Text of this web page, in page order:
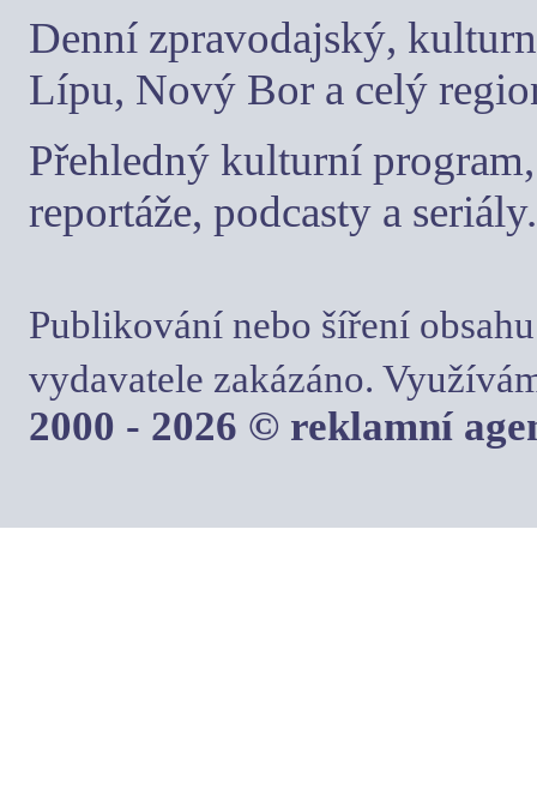
Denní zpravodajský,
Lípu, Nový Bor a celý
Přehledný kulturní
reportáže, podcasty a seriály.
Publikování nebo šíření
vydavatele zakázáno.
2000 - 2026 © reklamní